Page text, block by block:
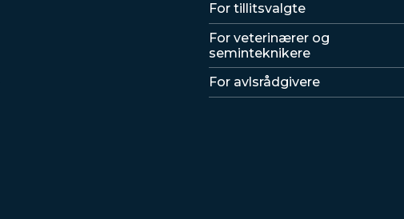
For tillitsvalgte
For veterinærer og
seminteknikere
For avlsrådgivere